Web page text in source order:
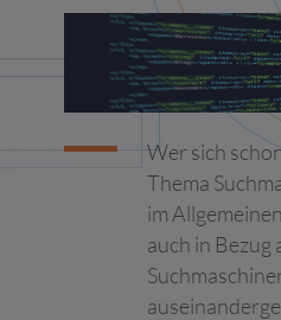
Wer sich
Thema
im
auch in
Seiten erscheinen.
Sie können Ihre Einwilligung
auf unserer Website ändern oder
Erfahren Sie in unserer
wir sind, wie Sie uns kontaktieren
personenbezogene Daten
Ihre Einwilligung trifft auf die
Ihr aktueller Zustand: Ablehnen.